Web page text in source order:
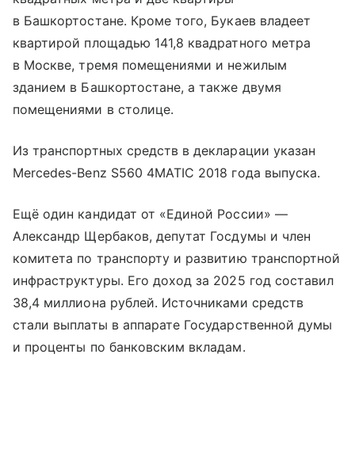
в Башкортостане. Кроме того, Букаев владеет
квартирой площадью 141,8 квадратного метра
в Москве, тремя помещениями и нежилым
зданием в Башкортостане, а также двумя
помещениями в столице.
Из транспортных средств в декларации указан
Mercedes-Benz S560 4MATIC 2018 года выпуска.
Ещё один кандидат от «Единой России» —
Александр Щербаков, депутат Госдумы и член
комитета по транспорту и развитию транспортной
инфраструктуры. Его доход за 2025 год составил
38,4 миллиона рублей. Источниками средств
стали выплаты в аппарате Государственной думы
и проценты по банковским вкладам.